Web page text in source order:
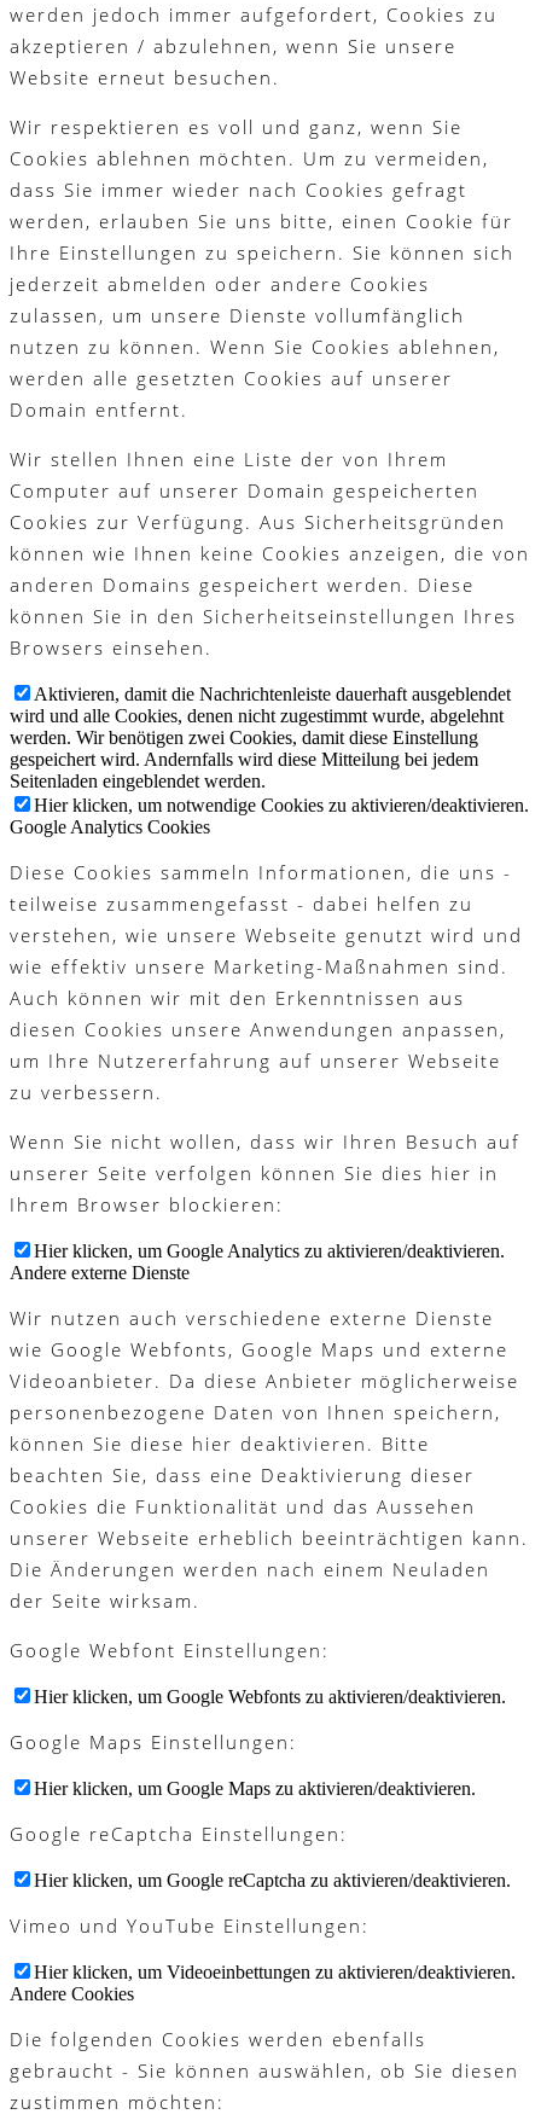
werden jedoch immer aufgefordert, Cookies zu
akzeptieren / abzulehnen, wenn Sie unsere
Website erneut besuchen.
Wir respektieren es voll und ganz, wenn Sie
Cookies ablehnen möchten. Um zu vermeiden,
dass Sie immer wieder nach Cookies gefragt
werden, erlauben Sie uns bitte, einen Cookie für
Ihre Einstellungen zu speichern. Sie können sich
jederzeit abmelden oder andere Cookies
zulassen, um unsere Dienste vollumfänglich
nutzen zu können. Wenn Sie Cookies ablehnen,
werden alle gesetzten Cookies auf unserer
Domain entfernt.
Wir stellen Ihnen eine Liste der von Ihrem
Computer auf unserer Domain gespeicherten
Cookies zur Verfügung. Aus Sicherheitsgründen
können wie Ihnen keine Cookies anzeigen, die von
anderen Domains gespeichert werden. Diese
können Sie in den Sicherheitseinstellungen Ihres
Browsers einsehen.
Aktivieren, damit die Nachrichtenleiste dauerhaft ausgeblendet
wird und alle Cookies, denen nicht zugestimmt wurde, abgelehnt
werden. Wir benötigen zwei Cookies, damit diese Einstellung
gespeichert wird. Andernfalls wird diese Mitteilung bei jedem
Seitenladen eingeblendet werden.
Hier klicken, um notwendige Cookies zu aktivieren/deaktivieren.
Google Analytics Cookies
Diese Cookies sammeln Informationen, die uns -
teilweise zusammengefasst - dabei helfen zu
verstehen, wie unsere Webseite genutzt wird und
wie effektiv unsere Marketing-Maßnahmen sind.
Auch können wir mit den Erkenntnissen aus
diesen Cookies unsere Anwendungen anpassen,
um Ihre Nutzererfahrung auf unserer Webseite
zu verbessern.
Wenn Sie nicht wollen, dass wir Ihren Besuch auf
unserer Seite verfolgen können Sie dies hier in
Ihrem Browser blockieren:
Hier klicken, um Google Analytics zu aktivieren/deaktivieren.
Andere externe Dienste
Wir nutzen auch verschiedene externe Dienste
wie Google Webfonts, Google Maps und externe
Videoanbieter. Da diese Anbieter möglicherweise
personenbezogene Daten von Ihnen speichern,
können Sie diese hier deaktivieren. Bitte
beachten Sie, dass eine Deaktivierung dieser
Cookies die Funktionalität und das Aussehen
unserer Webseite erheblich beeinträchtigen kann.
Die Änderungen werden nach einem Neuladen
der Seite wirksam.
Google Webfont Einstellungen:
Hier klicken, um Google Webfonts zu aktivieren/deaktivieren.
Google Maps Einstellungen:
Hier klicken, um Google Maps zu aktivieren/deaktivieren.
Google reCaptcha Einstellungen:
Hier klicken, um Google reCaptcha zu aktivieren/deaktivieren.
Vimeo und YouTube Einstellungen:
Hier klicken, um Videoeinbettungen zu aktivieren/deaktivieren.
Andere Cookies
Die folgenden Cookies werden ebenfalls
gebraucht - Sie können auswählen, ob Sie diesen
zustimmen möchten: